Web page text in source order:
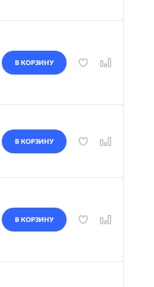
В КОРЗИНУ
В КОРЗИНУ
В КОРЗИНУ